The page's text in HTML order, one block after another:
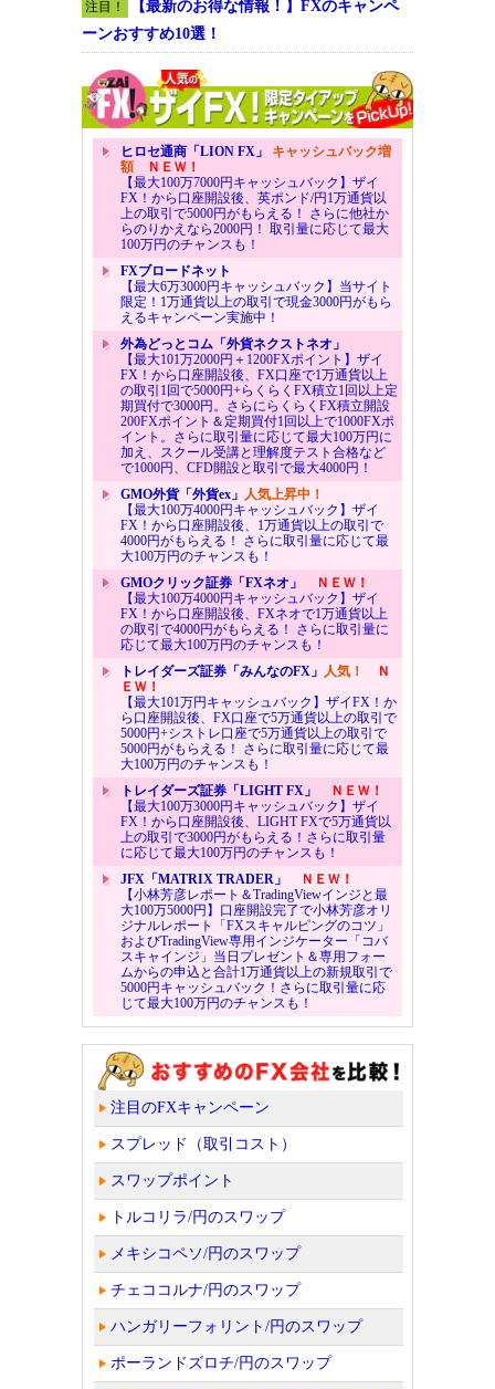
注目！
【最新のお得な情報！】FXのキャンペ
ーンおすすめ10選！
ヒロセ通商「LION FX」 キャッシュバック増
額ＮＥＷ！
【最大100万7000円キャッシュバック】ザイ
FX！から口座開設後、英ポンド/円1万通貨以
上の取引で5000円がもらえる！ さらに他社か
らのりかえなら2000円！ 取引量に応じて最大
100万円のチャンスも！
FXブロードネット
【最大6万3000円キャッシュバック】当サイト
限定！1万通貨以上の取引で現金3000円がもら
えるキャンペーン実施中！
外為どっとコム「外貨ネクストネオ」
【最大101万2000円＋1200FXポイント】ザイ
FX！から口座開設後、FX口座で1万通貨以上
の取引1回で5000円+らくらくFX積立1回以上定
期買付で3000円。さらにらくらくFX積立開設
200FXポイント＆定期買付1回以上で1000FXポ
イント。さらに取引量に応じて最大100万円に
加え、スクール受講と理解度テスト合格など
で1000円、CFD開設と取引で最大4000円！
GMO外貨「外貨ex」 人気上昇中！
【最大100万4000円キャッシュバック】ザイ
FX！から口座開設後、1万通貨以上の取引で
4000円がもらえる！ さらに取引量に応じて最
大100万円のチャンスも！
GMOクリック証券「FXネオ」
ＮＥＷ！
【最大100万4000円キャッシュバック】ザイ
FX！から口座開設後、FXネオで1万通貨以上
の取引で4000円がもらえる！ さらに取引量に
応じて最大100万円のチャンスも！
トレイダーズ証券「みんなのFX」 人気！
Ｎ
ＥＷ！
【最大101万円キャッシュバック】ザイFX！か
ら口座開設後、FX口座で5万通貨以上の取引で
5000円+シストレ口座で5万通貨以上の取引で
5000円がもらえる！ さらに取引量に応じて最
大100万円のチャンスも！
トレイダーズ証券「LIGHT FX」
ＮＥＷ！
【最大100万3000円キャッシュバック】ザイ
FX！から口座開設後、LIGHT FXで5万通貨以
上の取引で3000円がもらえる！さらに取引量
に応じて最大100万円のチャンスも！
JFX「MATRIX TRADER」
ＮＥＷ！
【小林芳彦レポート＆TradingViewインジと最
大100万5000円】口座開設完了で小林芳彦オリ
ジナルレポート「FXスキャルピングのコツ」
およびTradingView専用インジケーター「コバ
スキャインジ」当日プレゼント＆専用フォー
ムからの申込と合計1万通貨以上の新規取引で
5000円キャッシュバック！さらに取引量に応
じて最大100万円のチャンスも！
注目のFXキャンペーン
スプレッド（取引コスト）
スワップポイント
トルコリラ/円のスワップ
メキシコペソ/円のスワップ
チェココルナ/円のスワップ
ハンガリーフォリント/円のスワップ
ポーランドズロチ/円のスワップ